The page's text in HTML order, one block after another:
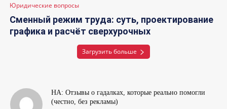
Юридические вопросы
Сменный режим труда: суть, проектирование
графика и расчёт сверхурочных
Загрузить больше
НА: Отзывы о гадалках, которые реально помогли
(честно, без рекламы)